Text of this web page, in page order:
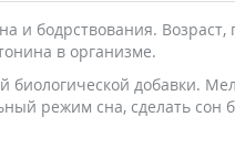
бодрствования.
в организме.
добавки.
режим сна, сделать